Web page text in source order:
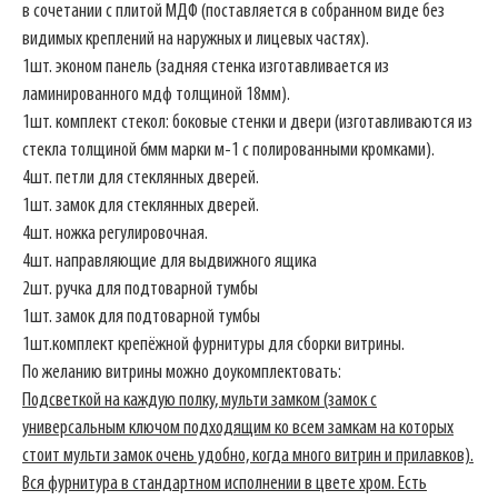
в сочетании с плитой МДФ (поставляется в собранном виде без
видимых креплений на наружных и лицевых частях).
1шт. эконом панель (задняя стенка изготавливается из
ламинированного мдф толщиной 18мм).
1шт. комплект стекол: боковые стенки и двери (изготавливаются из
стекла толщиной 6мм марки м-1 с полированными кромками).
4шт. петли для стеклянных дверей.
1шт. замок для стеклянных дверей.
4шт. ножка регулировочная.
4шт. направляющие для выдвижного ящика
2шт. ручка для подтоварной тумбы
1шт. замок для подтоварной тумбы
1шт.комплект крепёжной фурнитуры для сборки витрины.
По желанию витрины можно доукомплектовать:
Подсветкой на каждую полку, мульти замком (замок с
универсальным ключом подходящим ко всем замкам на которых
стоит мульти замок очень удобно, когда много витрин и прилавков).
Вся фурнитура в стандартном исполнении в цвете хром. Есть